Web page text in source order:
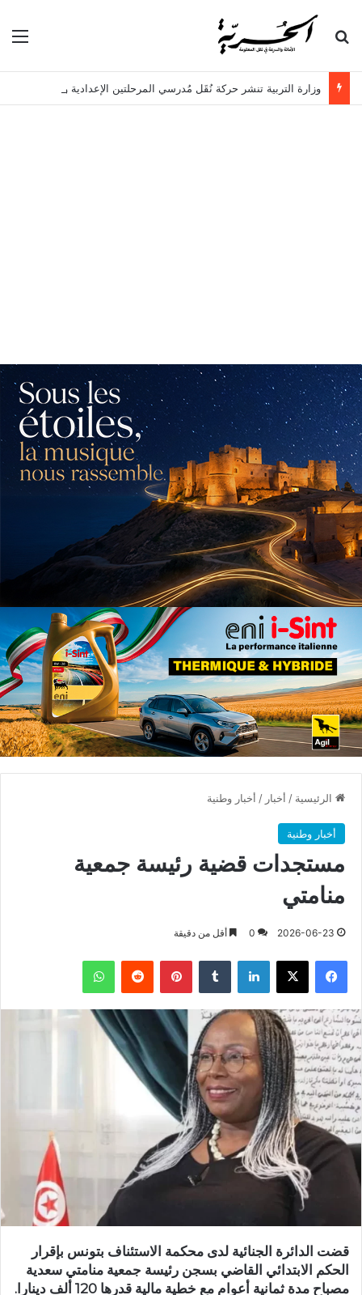
بحث عن
وزارة التربية تنشر حركة نُقَل مُدرسي المرحلتين الإعدادية والثانوية
الرئيسية / أخبار / أخبار وطنية
أخبار وطنية
مستجدات قضية رئيسة جمعية
منامتي
2026-06-23
0 أقل من دقيقة
فيسبوك X لينكدإن بينتيريست واتساب
قضت الدائرة الجنائية لدى محكمة الاستئناف بتونس بإقرار
الحكم الابتدائي القاضي بسجن رئيسة جمعية منامتي سعدية
مصباح مدة ثمانية أعوام مع خطية مالية قدرها 120 ألف دينارا.